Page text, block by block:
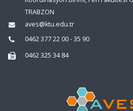
TRABZON
aves@ktu.edu.tr
0462 377 22 00 - 35 90
0462 325 34 84